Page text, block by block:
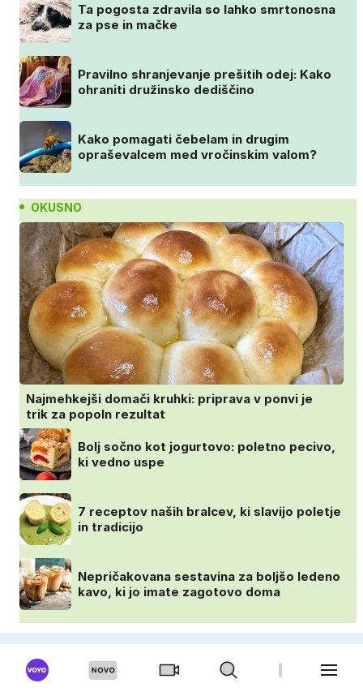
Ta pogosta zdravila so lahko smrtonosna
za pse in mačke
Pravilno shranjevanje prešitih odej: Kako
ohraniti družinsko dediščino
Kako pomagati čebelam in drugim
opraševalcem med vročinskim valom?
OKUSNO
Najmehkejši domači kruhki: priprava v ponvi je
trik za popoln rezultat
Bolj sočno kot jogurtovo: poletno pecivo,
ki vedno uspe
7 receptov naših bralcev, ki slavijo poletje
in tradicijo
Nepričakovana sestavina za boljšo ledeno
kavo, ki jo imate zagotovo doma
VOYO